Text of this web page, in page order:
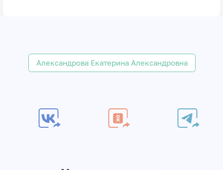
Александрова Екатерина Александровна